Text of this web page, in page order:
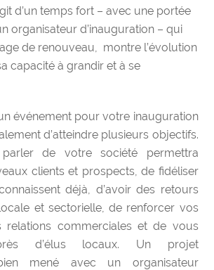
d’un temps fort – avec une portée
organisateur d’inauguration –qui
de renouveau, montre l’évolution
capacité à grandir et à se
événement pour votre inauguration
d’atteindre plusieurs objectifs.
de votre société permettra
clients et prospects, de fidéliser
déjà, d’avoir des retours
et sectorielle, de renforcer vos
relations commerciales et de vous
d’élus locaux. Un projet
bien mené avec un organisateur